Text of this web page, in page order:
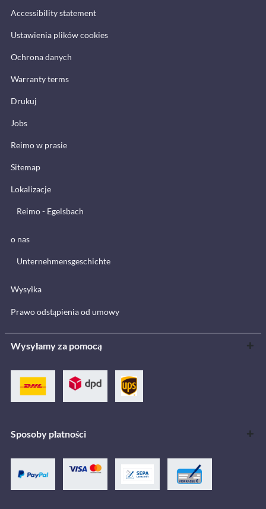
Accessibility statement
Ustawienia plików cookies
Ochrona danych
Warranty terms
Drukuj
Jobs
Reimo w prasie
Sitemap
Lokalizacje
Reimo - Egelsbach
o nas
Unternehmensgeschichte
Wysyłka
Prawo odstąpienia od umowy
Wysyłamy za pomocą
Sposoby płatności